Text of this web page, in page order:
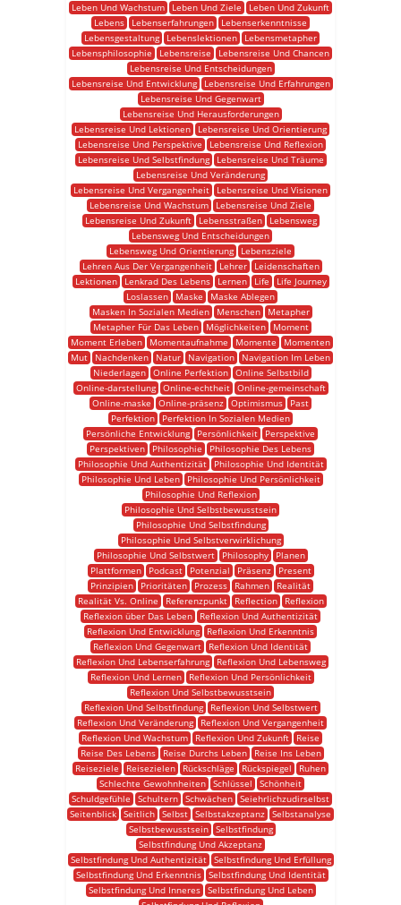
Leben Und Wachstum
Leben Und Ziele
Leben Und Zukunft
Lebens
Lebenserfahrungen
Lebenserkenntnisse
Lebensgestaltung
Lebenslektionen
Lebensmetapher
Lebensphilosophie
Lebensreise
Lebensreise Und Chancen
Lebensreise Und Entscheidungen
Lebensreise Und Entwicklung
Lebensreise Und Erfahrungen
Lebensreise Und Gegenwart
Lebensreise Und Herausforderungen
Lebensreise Und Lektionen
Lebensreise Und Orientierung
Lebensreise Und Perspektive
Lebensreise Und Reflexion
Lebensreise Und Selbstfindung
Lebensreise Und Träume
Lebensreise Und Veränderung
Lebensreise Und Vergangenheit
Lebensreise Und Visionen
Lebensreise Und Wachstum
Lebensreise Und Ziele
Lebensreise Und Zukunft
Lebensstraßen
Lebensweg
Lebensweg Und Entscheidungen
Lebensweg Und Orientierung
Lebensziele
Lehren Aus Der Vergangenheit
Lehrer
Leidenschaften
Lektionen
Lenkrad Des Lebens Lernen Life
Life Journey
Loslassen
Maske
Maske Ablegen
Masken In Sozialen Medien
Menschen
Metapher
Metapher Für Das Leben
Möglichkeiten
Moment
Moment Erleben
Momentaufnahme Momente
Momenten
Mut
Nachdenken Natur Navigation
Navigation Im Leben
Niederlagen
Online Perfektion
Online Selbstbild
Online-darstellung
Online-echtheit
Online-gemeinschaft
Online-maske
Online-präsenz Optimismus
Past
Perfektion
Perfektion In Sozialen Medien
Persönliche Entwicklung
Persönlichkeit
Perspektive
Perspektiven
Philosophie
Philosophie Des Lebens
Philosophie Und Authentizität
Philosophie Und Identität
Philosophie Und Leben
Philosophie Und Persönlichkeit
Philosophie Und Reflexion
Philosophie Und Selbstbewusstsein
Philosophie Und Selbstfindung
Philosophie Und Selbstverwirklichung
Philosophie Und Selbstwert
Philosophy
Planen
Plattformen
Podcast Potenzial Präsenz
Present
Prinzipien
Prioritäten Prozess Rahmen
Realität
Realität Vs. Online
Referenzpunkt Reflection
Reflexion
Reflexion über Das Leben
Reflexion Und Authentizität
Reflexion Und Entwicklung
Reflexion Und Erkenntnis
Reflexion Und Gegenwart
Reflexion Und Identität
Reflexion Und Lebenserfahrung
Reflexion Und Lebensweg
Reflexion Und Lernen
Reflexion Und Persönlichkeit
Reflexion Und Selbstbewusstsein
Reflexion Und Selbstfindung
Reflexion Und Selbstwert
Reflexion Und Veränderung
Reflexion Und Vergangenheit
Reflexion Und Wachstum
Reflexion Und Zukunft
Reise
Reise Des Lebens
Reise Durchs Leben
Reise Ins Leben
Reiseziele
Reisezielen Rückschläge Rückspiegel
Ruhen
Schlechte Gewohnheiten Schlüssel
Schönheit
Schuldgefühle
Schultern Schwächen Seiehrlichzudirselbst
Seitenblick Seitlich Selbst Selbstakzeptanz Selbstanalyse
Selbstbewusstsein
Selbstfindung
Selbstfindung Und Akzeptanz
Selbstfindung Und Authentizität
Selbstfindung Und Erfüllung
Selbstfindung Und Erkenntnis
Selbstfindung Und Identität
Selbstfindung Und Inneres
Selbstfindung Und Leben